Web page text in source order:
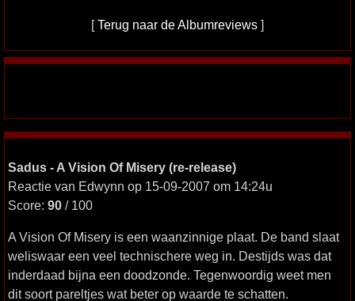
[Terug naar de Albumreviews ]
Sadus - A Vision Of Misery (re-release)
Reactie van Edwynn op 15-09-2007 om 14:24u
Score: 90 / 100
A Vision Of Misery is een waanzinnige plaat. De band slaat
weliswaar een veel technischere weg in. Destijds was dat
inderdaad bijna een doodzonde. Tegenwoordig weet men
dit soort pareltjes wat beter op waarde te schatten.